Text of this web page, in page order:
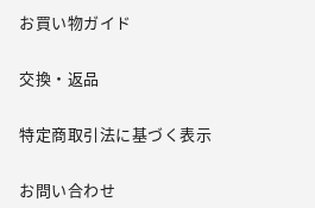
お買い物ガイド
交換・返品
特定商取引法に基づく表示
お問い合わせ